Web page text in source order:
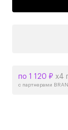
по 1 120 ₽ х4
с партнерами